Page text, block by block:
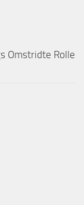
Omstridte Rolle